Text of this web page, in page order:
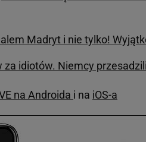
Madryt i nie tylko!
za idiotów. Niemcy
na Androida i na iOS-a